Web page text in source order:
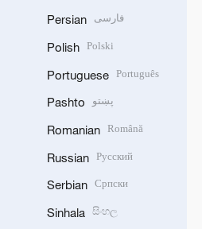
Persian فارسی
Polish Polski
Portuguese Português
Pashto پښتو
Romanian Română
Russian Русский
Serbian Српски
Sinhala සිංහල